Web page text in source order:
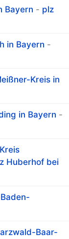
Bayern - plz
in Bayern -
Kreis in
in Bayern -
Huberhof bei
Baar-